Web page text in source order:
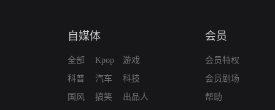
自媒体
全部
科普
国风
Kpop
汽车
搞笑
游戏
科技
出品人
会员
会员特权
会员剧场
帮助